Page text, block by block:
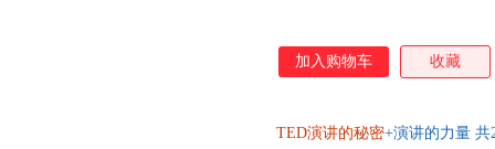
加入购物车 收藏
TED演讲的秘密+演讲的力量 共